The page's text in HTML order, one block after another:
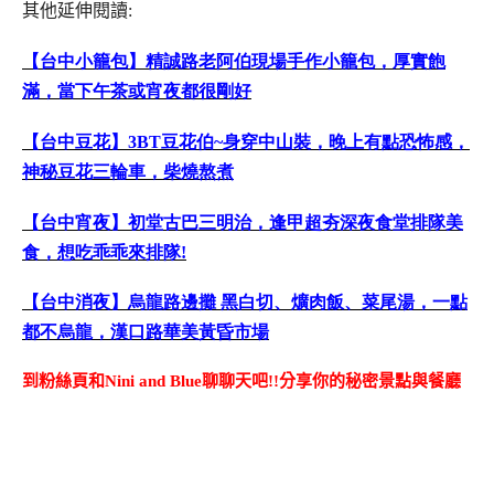
其他延伸閱讀:
【台中小籠包】精誠路老阿伯現場手作小籠包，厚實飽
滿，當下午茶或宵夜都很剛好
【台中豆花】 3BT豆花伯~身穿中山裝，晚上有點恐怖感，
神秘豆花三輪車，柴燒熬煮
【台中宵夜】初堂古巴三明治，逢甲超夯深夜食堂排隊美
食 ，想吃乖乖來排隊!
【台中消夜】烏龍路邊攤 黑白切、爌肉飯、菜尾湯，一點
都不烏龍，漢口路華美黃昏市場
到粉絲頁和Nini and Blue聊聊天吧!!分享你的秘密景點與餐廳